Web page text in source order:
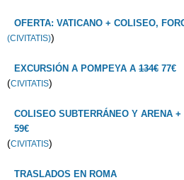
OFERTA: VATICANO + COLISEO,
(CIVITATIS))
EXCURSIÓN A POMPEYA A 134€ 77€
(CIVITATIS)
COLISEO SUBTERRÁNEO Y ARENA
59€
(CIVITATIS)
TRASLADOS EN ROMA